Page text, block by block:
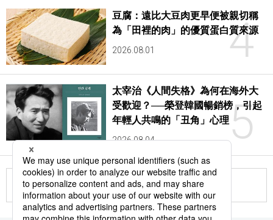
4
豆腐：遠比大豆肉更早便被親切稱
為「田裡的肉」的優質蛋白質來源
2026.08.01
5
太宰治《人間失格》為何在海外大
受歡迎？──榮登韓國暢銷榜，引起
年輕人共鳴的「丑角」心理
2026.08.04
更多